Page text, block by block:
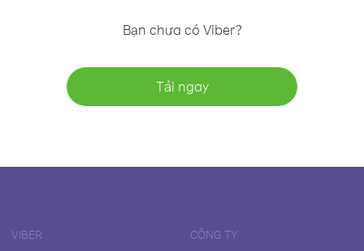
Bạn chưa có Viber?
Tải ngay
VIBER CÔNG TY